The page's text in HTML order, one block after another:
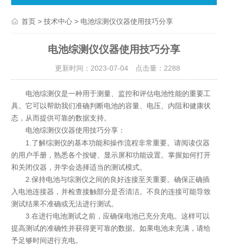
首页 >技术中心 > 电池综测仪仪器使用技巧分享
电池综测仪仪器使用技巧分享
更新时间：2023-07-04 点击量： 2288
电池综测仪是一种用于测量、监控和评估电池性能的重要工
具。它可以帮助我们准确判断电池的容量、电压、内阻和健康状
态，从而提供可靠的数据支持。
电池综测仪仪器使用技巧分享：
1.了解综测仪的基本功能和操作流程非常重要。请阅读仪器
的用户手册，熟悉各个按键、显示屏和功能设置。掌握如何打开
和关闭仪器，并学会选择适当的测试模式。
2.保持电池与综测仪之间的良好连接至关重要。确保正确插
入电池连接器，并检查接触部分是否清洁。不良的连接可能导致
测试结果不准确或无法进行测试。
3.在进行电池测试之前，应确保电池已充分充电。这样可以
提高测试的准确性并获得更可靠的数据。如果电池未充满，请给
予足够时间进行充电。